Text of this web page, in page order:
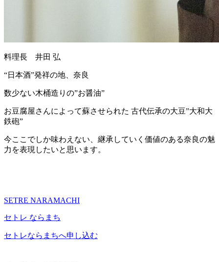
料理長 井田 弘
“日本酒”発祥の地、奈良
数少ない木桶造りの”お醤油”
お豆腐屋さんによって蘇させられた 古代伝承の大豆”大和大
鉄砲”
今ここでしか味わえない、継承していく価値のある奈良の魅
力を表現したいと思います。
SETRE NARAMACHI
セトレ ならまち
セトレならまちへ申し込む